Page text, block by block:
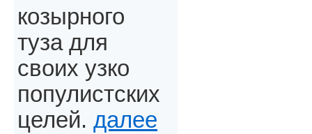
козырного
туза для
своих узко
популистских
целей. далее